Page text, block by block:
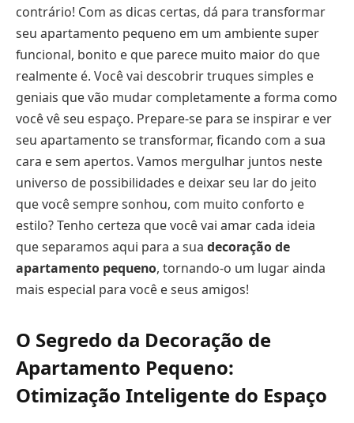
contrário! Com as dicas certas, dá para transformar
seu apartamento pequeno em um ambiente super
funcional, bonito e que parece muito maior do que
realmente é. Você vai descobrir truques simples e
geniais que vão mudar completamente a forma como
você vê seu espaço. Prepare-se para se inspirar e ver
seu apartamento se transformar, ficando com a sua
cara e sem apertos. Vamos mergulhar juntos neste
universo de possibilidades e deixar seu lar do jeito
que você sempre sonhou, com muito conforto e
estilo? Tenho certeza que você vai amar cada ideia
que separamos aqui para a sua decoração de
apartamento pequeno, tornando-o um lugar ainda
mais especial para você e seus amigos!
O Segredo da Decoração de
Apartamento Pequeno:
Otimização Inteligente do Espaço